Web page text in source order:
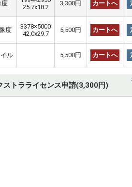
度
25.7x18.2
3,300円 カートへ
度
3378×5000
42.0x29.7
5,500円 カートへ
ル 5,500円 カートへ
ストラライセンス申請(3,300円)